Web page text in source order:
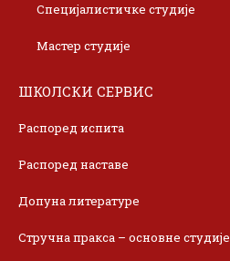
Специјалистичке студије
Мастер студије
ШКОЛСКИ СЕРВИС
Распоред испита
Распоред наставе
Допуна литературе
Стручна пракса – основне студије